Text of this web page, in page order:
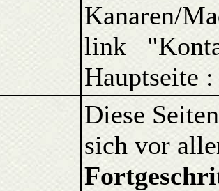
Kanaren/
link
Hauptseite
Diese
sich vor